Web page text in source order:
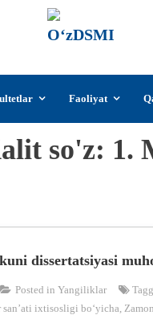
Faoliyat
so'z: 1.
dissertatsiyasi
Posted in Yangiliklar
san’ati ixtisosligi bo‘yicha,